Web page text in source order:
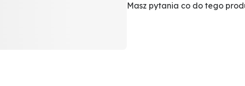
Masz pytania co do tego